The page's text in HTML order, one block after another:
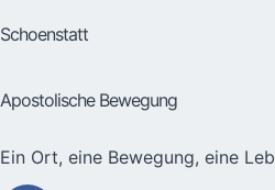
Schoenstatt
Apostolische Bewegung
Ein Ort, eine Bewegung, eine